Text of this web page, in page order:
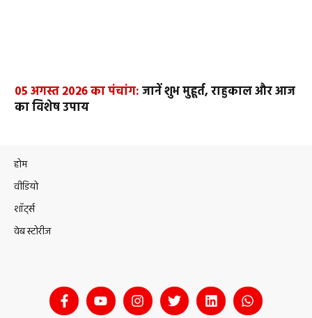
05 अगस्त 2026 का पंचांग:जानें शुभ मुहूर्त, राहुकाल और आज
का विशेष उपाय
होम
वीडियो
शॉर्ट्स
वेब स्टोरीज